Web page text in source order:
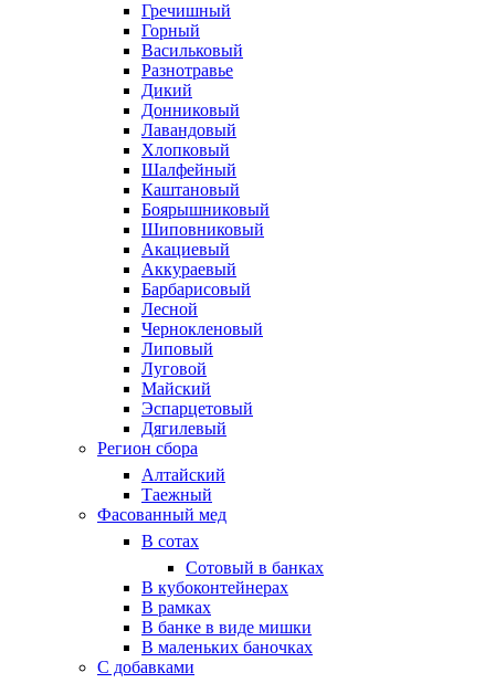
Гречишный
Горный
Васильковый
Разнотравье
Дикий
Донниковый
Лавандовый
Хлопковый
Шалфейный
Каштановый
Боярышниковый
Шиповниковый
Акациевый
Аккураевый
Барбарисовый
Лесной
Чернокленовый
Липовый
Луговой
Майский
Эспарцетовый
Дягилевый
Регион сбора
Алтайский
Таежный
Фасованный мед
В сотах
Сотовый в банках
В кубоконтейнерах
В рамках
В банке в виде мишки
В маленьких баночках
С добавками